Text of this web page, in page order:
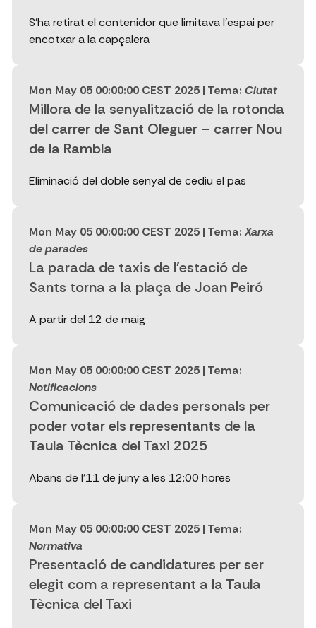
S'ha retirat el contenidor que limitava l'espai per
encotxar a la capçalera
Mon May 05 00:00:00 CEST 2025 | Tema: Ciutat
Millora de la senyalització de la rotonda
del carrer de Sant Oleguer – carrer Nou
de la Rambla
Eliminació del doble senyal de cediu el pas
Mon May 05 00:00:00 CEST 2025 | Tema: Xarxa
de parades
La parada de taxis de l'estació de
Sants torna a la plaça de Joan Peiró
A partir del 12 de maig
Mon May 05 00:00:00 CEST 2025 | Tema:
Notificacions
Comunicació de dades personals per
poder votar els representants de la
Taula Tècnica del Taxi 2025
Abans de l'11 de juny a les 12:00 hores
Mon May 05 00:00:00 CEST 2025 | Tema:
Normativa
Presentació de candidatures per ser
elegit com a representant a la Taula
Tècnica del Taxi